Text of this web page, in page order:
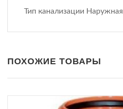
Тип канализации Наружная
ПОХОЖИЕ ТОВАРЫ